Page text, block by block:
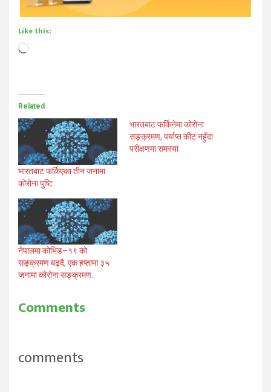
Like this:
Loading…
Related
भारतबाट फर्किएका तीन जनामा
कोरोना पुष्टि
भारतबाट फर्किनेमा कोरोना
सङ्क्रमण, पर्याप्त कीट नहुँदा
परीक्षणमा समस्या
नेपालमा कोभिड–१९ को
सङ्क्रमण बढ्दै, एक हप्तामा ३५
जनामा कोरोना सङ्क्रमण..
Comments
comments